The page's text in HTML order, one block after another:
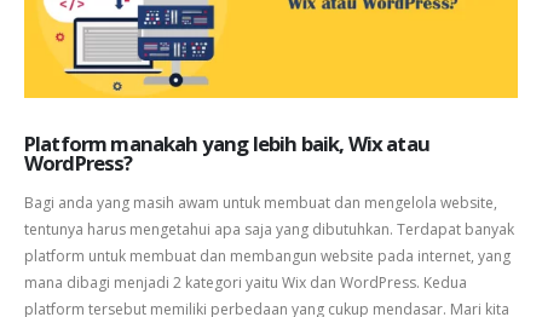
Platform manakah yang lebih baik, Wix atau
WordPress?
Bagi anda yang masih awam untuk membuat dan mengelola website,
tentunya harus mengetahui apa saja yang dibutuhkan. Terdapat banyak
platform untuk membuat dan membangun website pada internet, yang
mana dibagi menjadi 2 kategori yaitu Wix dan WordPress. Kedua
platform tersebut memiliki perbedaan yang cukup mendasar. Mari kita